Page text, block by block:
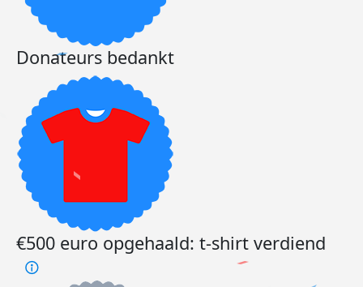
Donateurs bedankt
€500 euro opgehaald: t-shirt verdiend